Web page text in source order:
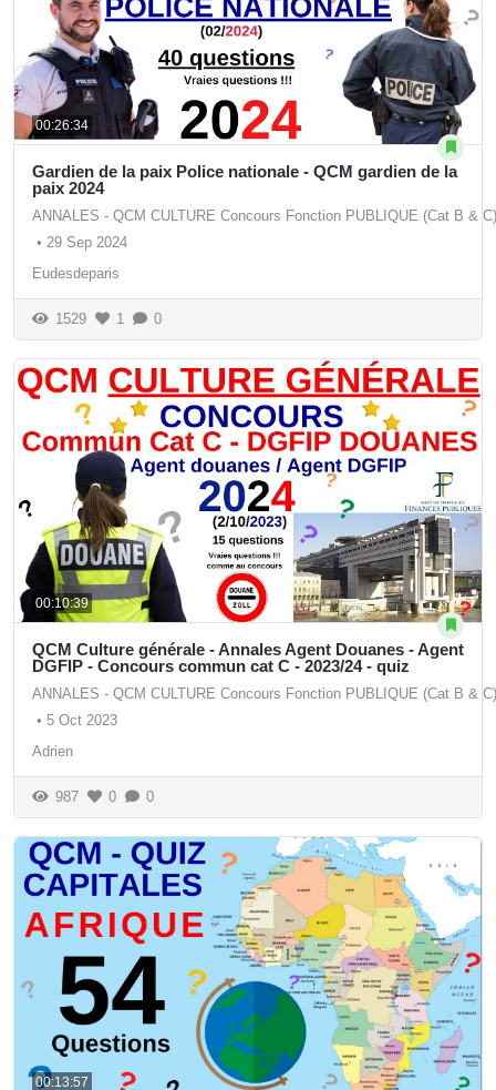
00:26:34
Gardien de la paix Police nationale - QCM gardien de la
paix 2024
ANNALES - QCM CULTURE Concours Fonction PUBLIQUE (Cat B & C)
• 29 Sep 2024
Eudesdeparis
1529 1 0
00:10:39
QCM Culture générale - Annales Agent Douanes - Agent
DGFIP - Concours commun cat C - 2023/24 - quiz
ANNALES - QCM CULTURE Concours Fonction PUBLIQUE (Cat B & C)
• 5 Oct 2023
Adrien
987 0 0
00:13:57